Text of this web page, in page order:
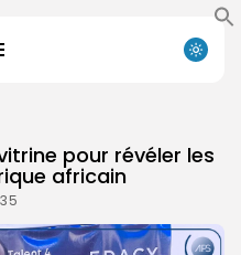
pour révéler les
africain